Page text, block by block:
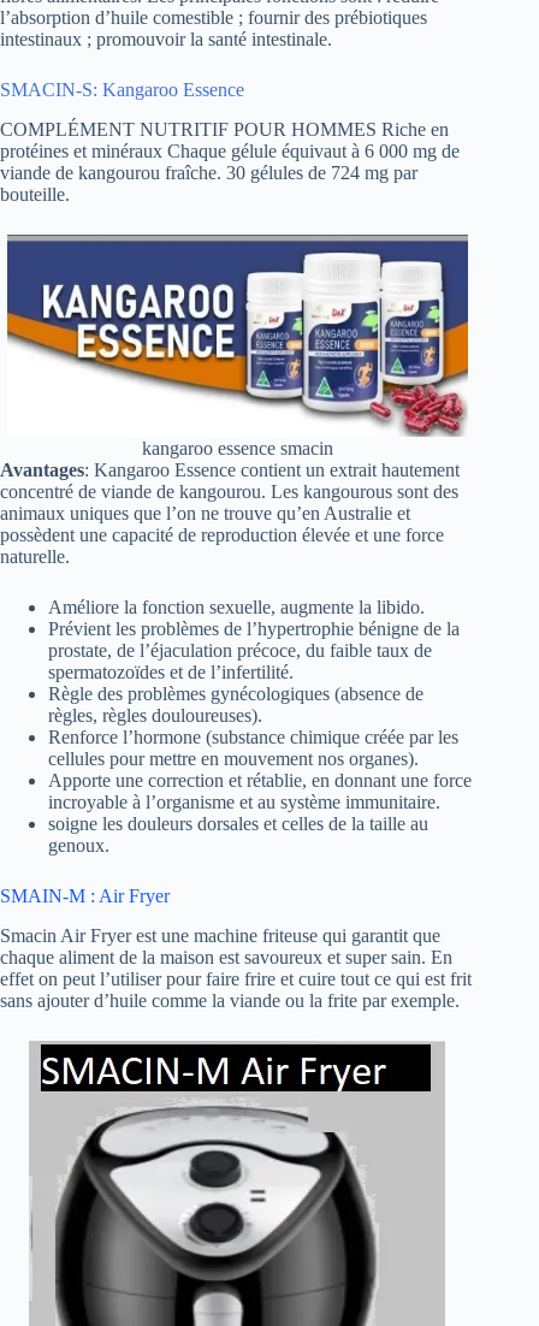
l’absorption d’huile comestible ; fournir des prébiotiques
intestinaux ; promouvoir la santé intestinale.
SMACIN-S: Kangaroo Essence
COMPLÉMENT NUTRITIF POUR HOMMES Riche en
protéines et minéraux Chaque gélule équivaut à 6 000 mg de
viande de kangourou fraîche. 30 gélules de 724 mg par
bouteille.
kangaroo essence smacin
Avantages: Kangaroo Essence contient un extrait hautement
concentré de viande de kangourou. Les kangourous sont des
animaux uniques que l’on ne trouve qu’en Australie et
possèdent une capacité de reproduction élevée et une force
naturelle.
Améliore la fonction sexuelle, augmente la libido.
Prévient les problèmes de l’hypertrophie bénigne de la
prostate, de l’éjaculation précoce, du faible taux de
spermatozoïdes et de l’infertilité.
Règle des problèmes gynécologiques (absence de
règles, règles douloureuses).
Renforce l’hormone (substance chimique créée par les
cellules pour mettre en mouvement nos organes).
Apporte une correction et rétablie, en donnant une force
incroyable à l’organisme et au système immunitaire.
soigne les douleurs dorsales et celles de la taille au
genoux.
SMAIN-M : Air Fryer
Smacin Air Fryer est une machine friteuse qui garantit que
chaque aliment de la maison est savoureux et super sain. En
effet on peut l’utiliser pour faire frire et cuire tout ce qui est frit
sans ajouter d’huile comme la viande ou la frite par exemple.